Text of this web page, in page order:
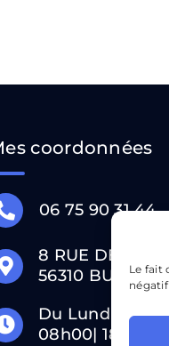
Le fait
coordonnées
06 75 90 31 44
8 RUE DE LA
56310 BUBRY
Du Lundi au
08h00| 18h00